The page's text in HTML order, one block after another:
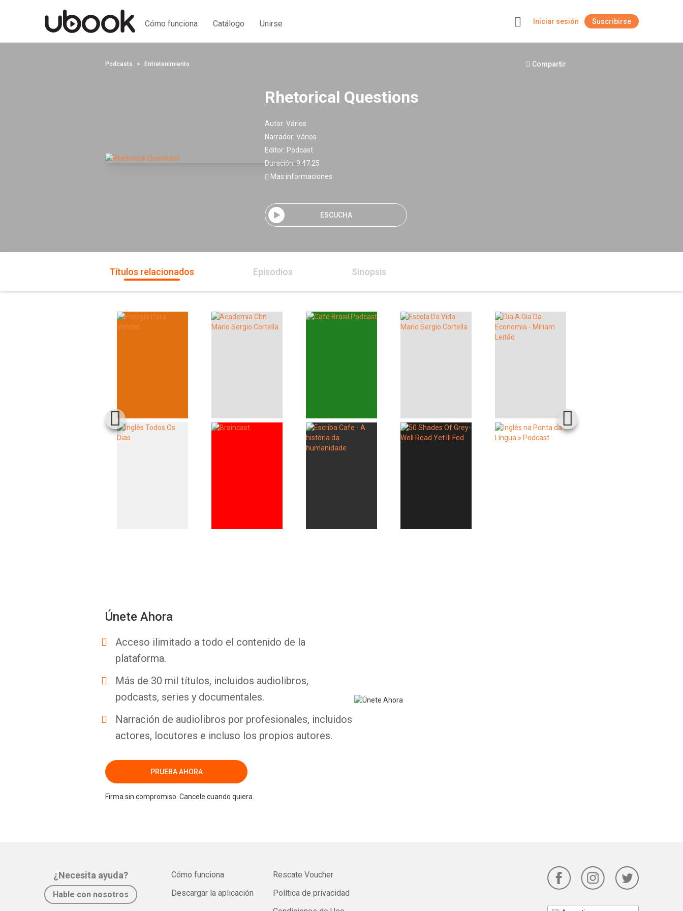
Cómo funciona Catálogo Unirse Iniciar sesión Suscribirse
Podcasts Entretenimiento Compartir
Rhetorical Questions
Autor: Vários
Narrador: Vários
Editor: Podcast
Duración: 9:47:25
Mas informaciones
ESCUCHA
Títulos relacionados Episodios Sinopsis
Únete Ahora
Acceso ilimitado a todo el contenido de la
plataforma.
Más de 30 mil títulos, incluidos audiolibros,
podcasts, series y documentales.
Narración de audiolibros por profesionales, incluidos
actores, locutores e incluso los propios autores.
PRUEBA AHORA
Firma sin compromiso. Cancele cuando quiera.
¿Necesita ayuda?
Hable con nosotros
Cómo funciona
Descargar la aplicación
Rescate Voucher
Política de privacidad